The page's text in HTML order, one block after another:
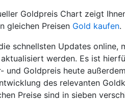
Goldpreis Chart zeigt
gleichen Preisen Gold kaufen.
schnellsten Updates
werden. Es ist
und Goldpreis heute
des relevanten
Preise sind in sieben